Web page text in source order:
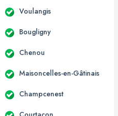
Voulangis
Bougligny
Chenou
Maisoncelles-en-Gâtinais
Champcenest